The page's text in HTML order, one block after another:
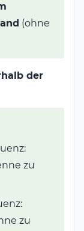
(ohne
der
zu
zu